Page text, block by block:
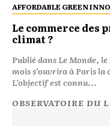
AFFORDABLE GREEN
Le commerce des
climat ?
Publié dans Le Monde, le 28
mois s’ouvrira à Paris la
L’objectif est connu...
OBSERVATOIRE DU